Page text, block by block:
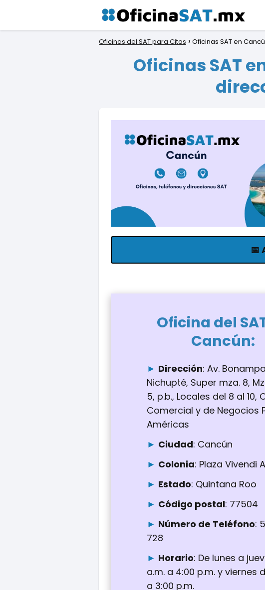
Oficinas del SAT para Citas Oficinas SAT en
Oficinas SAT
📅
Oficina del
Cancún:
Dirección: Av.
Nichupté, Super mza. 8,
5, p.b., Locales del 8 al 10,
Comercial y de Negocios
Américas
Ciudad: Cancún
Colonia: Plaza Vivendi
Estado: Quintana Roo
Código postal: 77504
Número de Teléfono:
728
Horario: De lunes a
a.m. a 4:00 p.m. y viernes
a 3:00 p.m.